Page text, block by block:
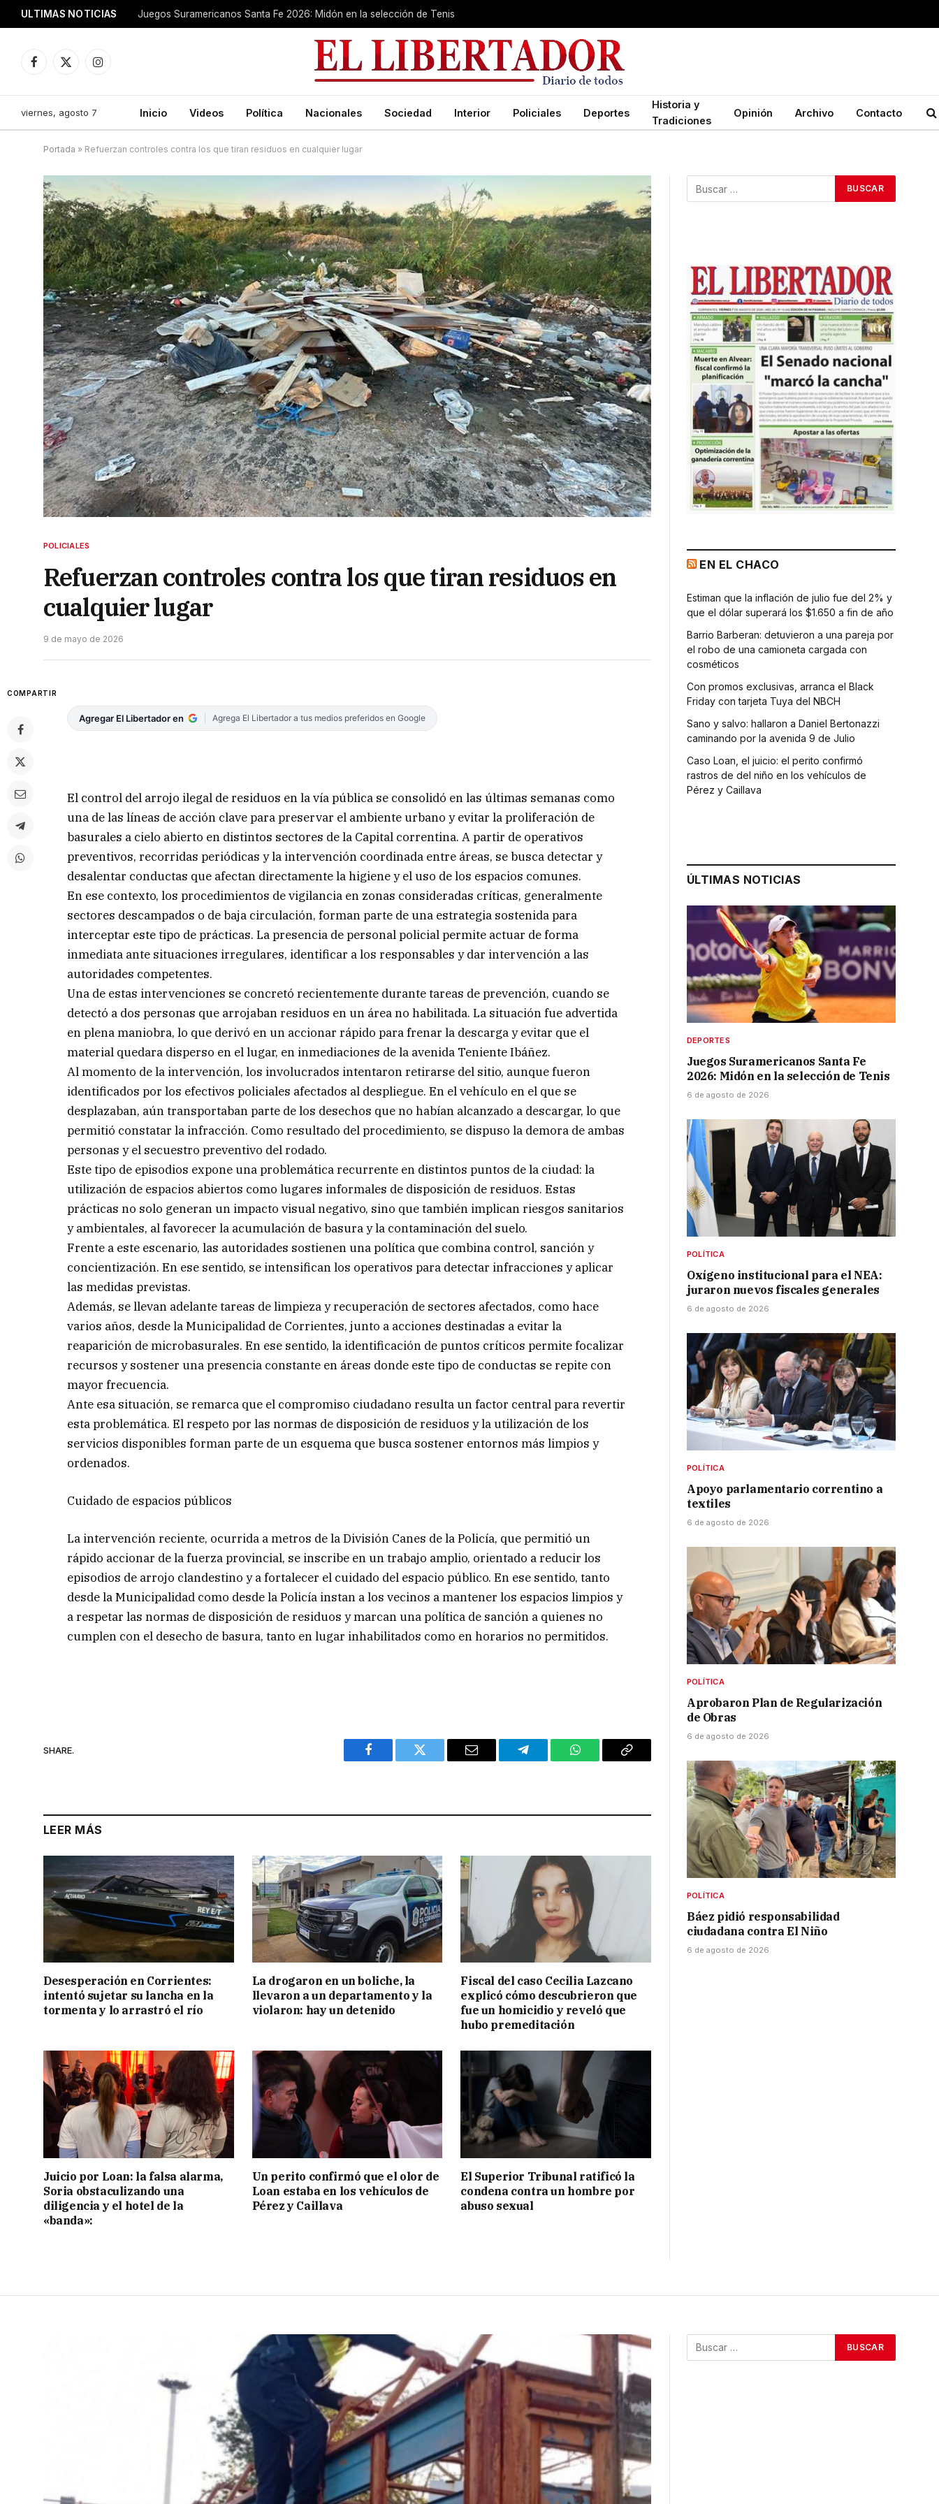
ULTIMAS NOTICIAS Juegos Suramericanos Santa Fe 2026: Midón en la selección de Tenis
Facebook
X
Instagram
viernes, agosto 7 Inicio Videos Política Nacionales Sociedad Interior Policiales Deportes
Historia y
Tradiciones
Opinión Archivo Contacto
Portada » Refuerzan controles contra los que tiran residuos en cualquier lugar
POLICIALES
Refuerzan controles contra los que tiran residuos en
cualquier lugar
9 de mayo de 2026
COMPARTIR
Agregar El Libertador en Agrega El Libertador a tus medios preferidos en Google
El control del arrojo ilegal de residuos en la vía pública se consolidó en las últimas semanas como
una de las líneas de acción clave para preservar el ambiente urbano y evitar la proliferación de
basurales a cielo abierto en distintos sectores de la Capital correntina. A partir de operativos
preventivos, recorridas periódicas y la intervención coordinada entre áreas, se busca detectar y
desalentar conductas que afectan directamente la higiene y el uso de los espacios comunes.
En ese contexto, los procedimientos de vigilancia en zonas consideradas críticas, generalmente
sectores descampados o de baja circulación, forman parte de una estrategia sostenida para
interceptar este tipo de prácticas. La presencia de personal policial permite actuar de forma
inmediata ante situaciones irregulares, identificar a los responsables y dar intervención a las
autoridades competentes.
Una de estas intervenciones se concretó recientemente durante tareas de prevención, cuando se
detectó a dos personas que arrojaban residuos en un área no habilitada. La situación fue advertida
en plena maniobra, lo que derivó en un accionar rápido para frenar la descarga y evitar que el
material quedara disperso en el lugar, en inmediaciones de la avenida Teniente Ibáñez.
Al momento de la intervención, los involucrados intentaron retirarse del sitio, aunque fueron
identificados por los efectivos policiales afectados al despliegue. En el vehículo en el que se
desplazaban, aún transportaban parte de los desechos que no habían alcanzado a descargar, lo que
permitió constatar la infracción. Como resultado del procedimiento, se dispuso la demora de ambas
personas y el secuestro preventivo del rodado.
Este tipo de episodios expone una problemática recurrente en distintos puntos de la ciudad: la
utilización de espacios abiertos como lugares informales de disposición de residuos. Estas
prácticas no solo generan un impacto visual negativo, sino que también implican riesgos sanitarios
y ambientales, al favorecer la acumulación de basura y la contaminación del suelo.
Frente a este escenario, las autoridades sostienen una política que combina control, sanción y
concientización. En ese sentido, se intensifican los operativos para detectar infracciones y aplicar
las medidas previstas.
Además, se llevan adelante tareas de limpieza y recuperación de sectores afectados, como hace
varios años, desde la Municipalidad de Corrientes, junto a acciones destinadas a evitar la
reaparición de microbasurales. En ese sentido, la identificación de puntos críticos permite focalizar
recursos y sostener una presencia constante en áreas donde este tipo de conductas se repite con
mayor frecuencia.
Ante esa situación, se remarca que el compromiso ciudadano resulta un factor central para revertir
esta problemática. El respeto por las normas de disposición de residuos y la utilización de los
servicios disponibles forman parte de un esquema que busca sostener entornos más limpios y
ordenados.
Cuidado de espacios públicos
La intervención reciente, ocurrida a metros de la División Canes de la Policía, que permitió un
rápido accionar de la fuerza provincial, se inscribe en un trabajo amplio, orientado a reducir los
episodios de arrojo clandestino y a fortalecer el cuidado del espacio público. En ese sentido, tanto
desde la Municipalidad como desde la Policía instan a los vecinos a mantener los espacios limpios y
a respetar las normas de disposición de residuos y marcan una política de sanción a quienes no
cumplen con el desecho de basura, tanto en lugar inhabilitados como en horarios no permitidos.
SHARE.
Facebook Twitter Email Telegram WhatsAppCopy
LEER MÁS
Desesperación en Corrientes:
intentó sujetar su lancha en la
tormenta y lo arrastró el río
La drogaron en un boliche, la
llevaron a un departamento y la
violaron: hay un detenido
Fiscal del caso Cecilia Lazcano
explicó cómo descubrieron que
fue un homicidio y reveló que
hubo premeditación
Juicio por Loan: la falsa alarma,
Soria obstaculizando una
diligencia y el hotel de la
«banda»:
Un perito confirmó que el olor de
Loan estaba en los vehículos de
Pérez y Caillava
El Superior Tribunal ratificó la
condena contra un hombre por
abuso sexual
EN EL CHACO
Estiman que la inflación de julio fue del 2% y
que el dólar superará los $1.650 a fin de año
Barrio Barberan: detuvieron a una pareja por
el robo de una camioneta cargada con
cosméticos
Con promos exclusivas, arranca el Black
Friday con tarjeta Tuya del NBCH
Sano y salvo: hallaron a Daniel Bertonazzi
caminando por la avenida 9 de Julio
Caso Loan, el juicio: el perito confirmó
rastros de del niño en los vehículos de
Pérez y Caillava
ÚLTIMAS NOTICIAS
DEPORTES
Juegos Suramericanos Santa Fe
2026: Midón en la selección de Tenis
6 de agosto de 2026
POLÍTICA
Oxígeno institucional para el NEA:
juraron nuevos fiscales generales
6 de agosto de 2026
POLÍTICA
Apoyo parlamentario correntino a
textiles
6 de agosto de 2026
POLÍTICA
Aprobaron Plan de Regularización
de Obras
6 de agosto de 2026
POLÍTICA
Báez pidió responsabilidad
ciudadana contra El Niño
6 de agosto de 2026